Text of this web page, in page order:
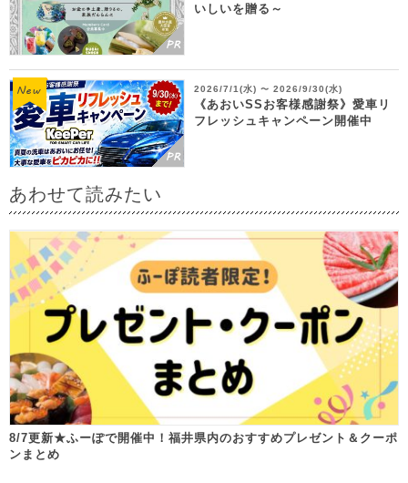
いしいを贈る～
2026/7/1(水) 〜 2026/9/30(水)
《あおいSSお客様感謝祭》愛車リ
フレッシュキャンペーン開催中
あわせて読みたい
8/7更新★ふーぽで開催中！福井県内のおすすめプレゼント＆クーポ
ンまとめ